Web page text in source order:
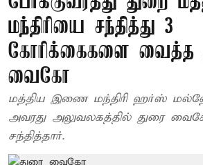
மந்திரியை சந்தித்து 3
கோரிக்கைகளை வைத்த
வைகோ
மத்திய இணை மந்திரி ஹர்ஸ்
அவரது அலுவலகத்தில் துரை
சந்தித்தார்.